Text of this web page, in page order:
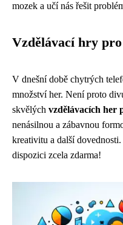
mozek a učí nás řešit
Vzdělávací hry
V dnešní době chytrých
množství her. Není proto
skvělých vzdělávacích her
nenásilnou a zábavnou
kreativitu a další
dispozici zcela zdarma!